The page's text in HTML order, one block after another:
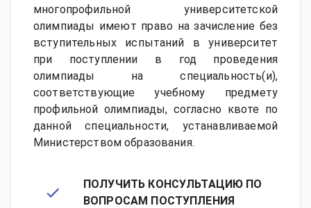
многопрофильной университетской
олимпиады имеют право на зачисление без
вступительных испытаний в университет
при поступлении в год проведения
олимпиады на специальность(и),
соответствующие учебному предмету
профильной олимпиады, согласно квоте по
данной специальности, устанавливаемой
Министерством образования.
ПОЛУЧИТЬ КОНСУЛЬТАЦИЮ ПО
ВОПРОСАМ ПОСТУПЛЕНИЯ